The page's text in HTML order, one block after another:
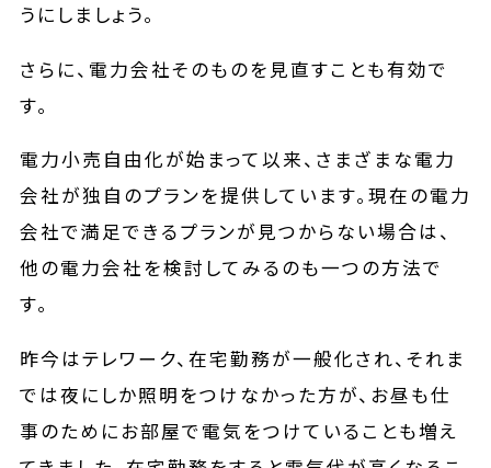
うにしましょう。
さらに、電力会社そのものを見直すことも有効で
す。
電力小売自由化が始まって以来、さまざまな電力
会社が独自のプランを提供しています。現在の電力
会社で満足できるプランが見つからない場合は、
他の電力会社を検討してみるのも一つの方法で
す。
昨今はテレワーク、在宅勤務が一般化され、それま
では夜にしか照明をつけなかった方が、お昼も仕
事のためにお部屋で電気をつけていることも増え